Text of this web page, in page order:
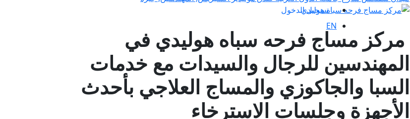
تسجيل الدخول
EN
مركز مساج فرحه سباه هوليدي في
المهندسين للرجال والسيدات مع خدمات
السبا والجاكوزي والمساج العلاجي بأحدث
الأجهزة وجلسات الاسترخاء